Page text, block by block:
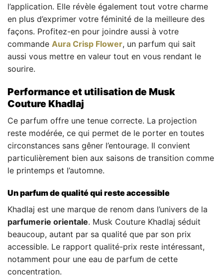
l’application. Elle révèle également tout votre charme
en plus d’exprimer votre féminité de la meilleure des
façons. Profitez-en pour joindre aussi à votre
commande Aura Crisp Flower, un parfum qui sait
aussi vous mettre en valeur tout en vous rendant le
sourire.
Performance et utilisation de Musk
Couture Khadlaj
Ce parfum offre une tenue correcte. La projection
reste modérée, ce qui permet de le porter en toutes
circonstances sans gêner l’entourage. Il convient
particulièrement bien aux saisons de transition comme
le printemps et l’automne.
Un parfum de qualité qui reste accessible
Khadlaj est une marque de renom dans l’univers de la
parfumerie orientale. Musk Couture Khadlaj séduit
beaucoup, autant par sa qualité que par son prix
accessible. Le rapport qualité-prix reste intéressant,
notamment pour une eau de parfum de cette
concentration.